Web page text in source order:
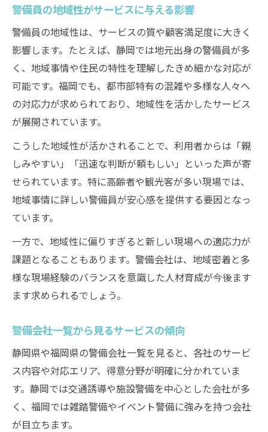
警備員の地域性がサービスに与える影響
警備員の地域性は、サービスの質や顧客満足度に大きく
影響します。たとえば、静岡では地元出身の警備員が多
く、地域事情や住民の特性を理解したきめ細かな対応が
可能です。福岡でも、都市部特有の混雑や多様な人々へ
の対応力が求められており、地域性を活かしたサービス
が展開されています。
こうした地域性が活かされることで、利用者からは「親
しみやすい」「迅速な判断が頼もしい」といった声が寄
せられています。特に高齢者や観光客が多い現場では、
地域事情に詳しい警備員が安心感を提供する要因となっ
ています。
一方で、地域性に偏りすぎると新しい現場への適応力が
課題となることもあります。警備会社は、地域密着と多
様な現場経験のバランスを意識した人材育成が今後ます
ます求められるでしょう。
警備会社一覧から見るサービスの傾向
静岡県や福岡県の警備会社一覧を見ると、各社のサービ
ス内容や対応エリア、得意分野が明確に分かれていま
す。静岡では交通誘導や施設警備を中心とした会社が多
く、福岡では雑踏警備やイベント警備に強みを持つ会社
が目立ちます。